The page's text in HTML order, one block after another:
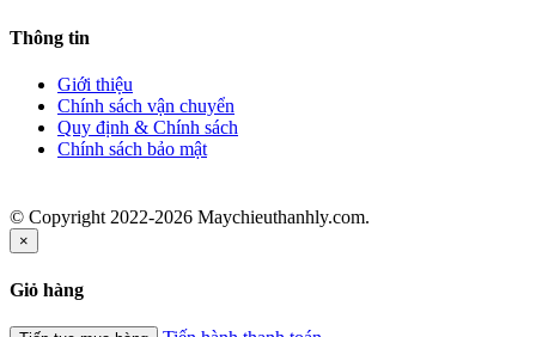
Thông tin
Giới thiệu
Chính sách vận chuyển
Quy định & Chính sách
Chính sách bảo mật
© Copyright 2022-2026 Maychieuthanhly.com.
×
Giỏ hàng